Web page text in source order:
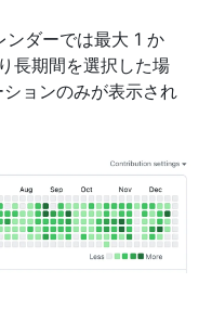
ンダーでは最大 1 か
長期間を選択した場
ョンのみが表示され